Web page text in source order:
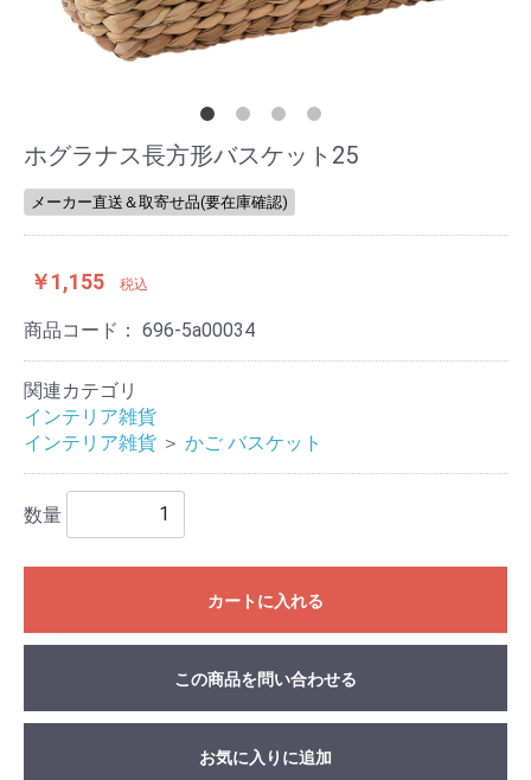
ホグラナス長方形バスケット25
メーカー直送＆取寄せ品(要在庫確認)
￥1,155 税込
商品コード： 696-5a00034
関連カテゴリ
インテリア雑貨
インテリア雑貨 ＞ かご バスケット
数量
カートに入れる
この商品を問い合わせる
お気に入りに追加